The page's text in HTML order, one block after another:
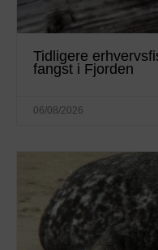
Tidligere
fangst i Fjorden
06/08/2026